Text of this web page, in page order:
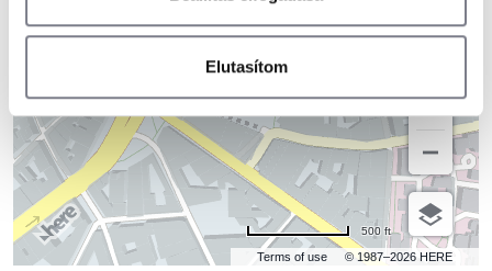
Elutasítom
Terms of use © 1987–2026 HERE
500 ft